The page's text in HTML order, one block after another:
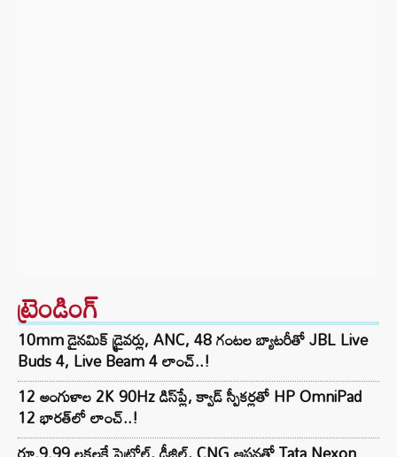
ట్రెండింగ్‌
10mm డైనమిక్ డ్రైవర్లు, ANC, 48 గంటల బ్యాటరీతో JBL Live
Buds 4, Live Beam 4 లాంచ్..!
12 అంగుళాల 2K 90Hz డిస్‌ప్లే, క్వాడ్ స్పీకర్లతో HP OmniPad
12 భారత్‌లో లాంచ్..!